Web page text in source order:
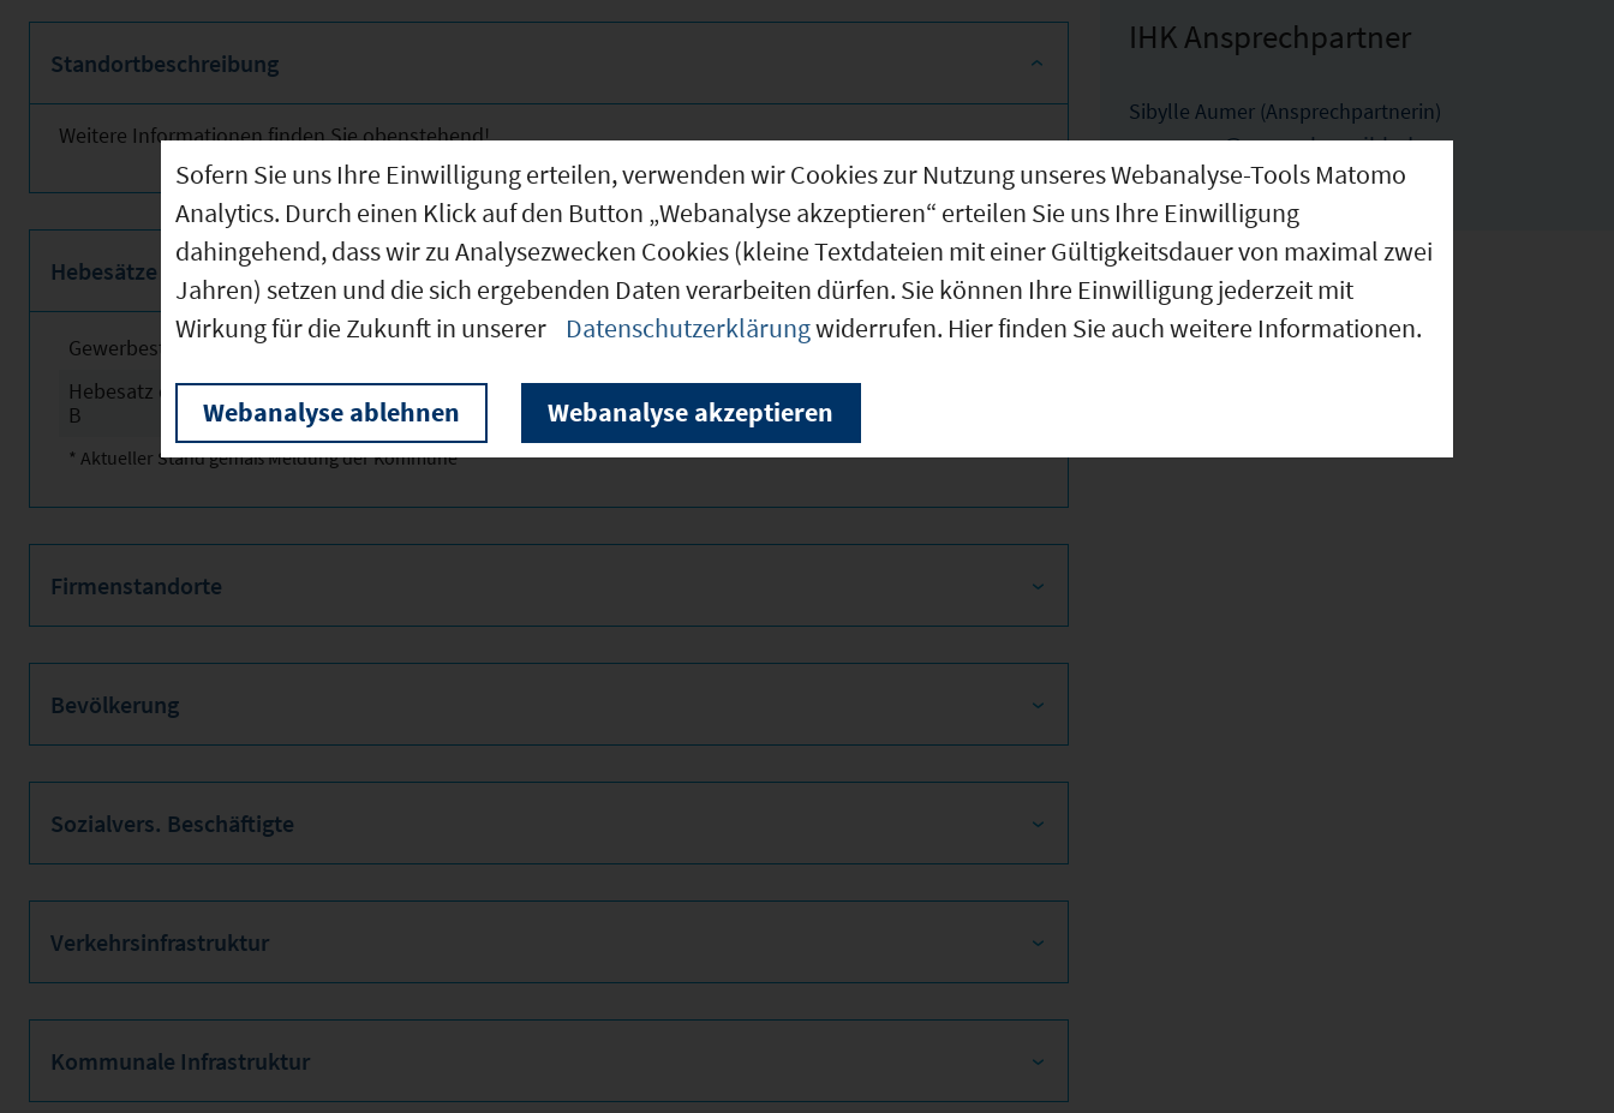
Standortbeschreibung
Weitere Informationen finden Sie obenstehend!
Hebesätze
Gewerbesteuerhebesatz
Hebesatz der Grundsteuer
B
2025 115 *
* Aktueller Stand gemäß Meldung der Kommune
Firmenstandorte
Bevölkerung
Sozialvers. Beschäftigte
Verkehrsinfrastruktur
Kommunale Infrastruktur
IHK Ansprechpartner
Sibylle Aumer (Ansprechpartnerin)
aumer@regensburg.ihk.de
0941-5694-244
Sofern Sie uns Ihre Einwilligung erteilen, verwenden wir Cookies zur Nutzung unseres Webanalyse-Tools Matomo
Analytics. Durch einen Klick auf den Button „Webanalyse akzeptieren“ erteilen Sie uns Ihre Einwilligung
dahingehend, dass wir zu Analysezwecken Cookies (kleine Textdateien mit einer Gültigkeitsdauer von maximal zwei
Jahren) setzen und die sich ergebenden Daten verarbeiten dürfen. Sie können Ihre Einwilligung jederzeit mit
Wirkung für die Zukunft in unserer
Datenschutzerklärungwiderrufen. Hier finden Sie auch weitere Informationen.
Webanalyse ablehnen Webanalyse akzeptieren